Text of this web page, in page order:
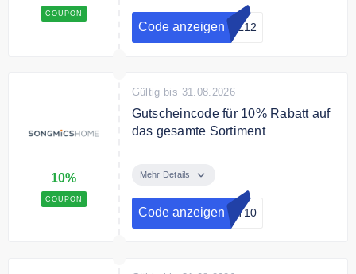
COUPON
Bedingungen
Code anzeigen OL12
10%
COUPON
Gültig bis 31.08.2026
Gutscheincode für 10% Rabatt auf
das gesamte Sortiment
10% Rabatt auf das gesamte
Sortiment zu sparen.
Mehr Details
Code anzeigen UT10